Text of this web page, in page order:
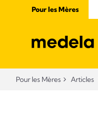
Pour les Mères
Pour les Mères Articles